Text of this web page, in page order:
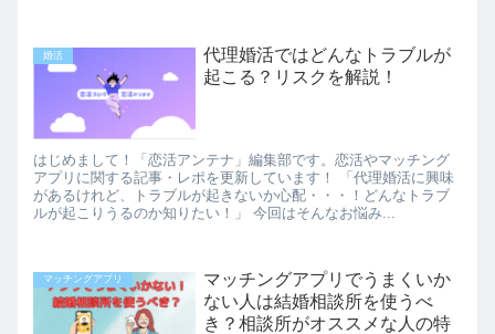
婚活
代理婚活ではどんなトラブルが
起こる？リスクを解説！
はじめまして！「恋活アンテナ」編集部です。恋活やマッチング
アプリに関する記事・レポを更新しています！ 「代理婚活に興味
があるけれど、トラブルが起きないか心配・・・！どんなトラブ
ルが起こりうるのか知りたい！」 今回はそんなお悩み...
マッチングアプリ
マッチングアプリでうまくいか
ない人は結婚相談所を使うべ
き？相談所がオススメな人の特